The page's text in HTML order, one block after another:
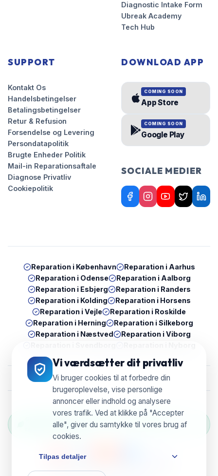
Vi værdsætter dit privatliv
Vi bruger cookies til at forbedre din
brugeroplevelse, vise personlige
annoncer eller indhold og analysere
vores trafik. Ved at klikke på "Accepter
alle", giver du samtykke til vores brug af
cookies.
Tilpas detaljer
Diagnostic Intake Form
Ubreak Academy
Tech Hub
SUPPORT
Kontakt Os
Handelsbetingelser
Betalingsbetingelser
Retur & Refusion
Forsendelse og Levering
Persondatapolitik
Brugte Enheder Politik
Mail-in Reparationsaftale
Diagnose Privatliv
Cookiepolitik
DOWNLOAD APP
COMING SOON
App Store
COMING SOON
Google Play
SOCIALE MEDIER
Reparation i København Reparation i Aarhus
Reparation i Odense Reparation i Aalborg
Reparation i Esbjerg Reparation i Randers
Reparation i Kolding Reparation i Horsens
Reparation iVejle Reparation i Roskilde
Reparation i Herning Reparation i Silkeborg
Reparation i Næstved Reparation i Viborg
Grøn Reparation Selection — Vi genbruger &
reducerer e-waste